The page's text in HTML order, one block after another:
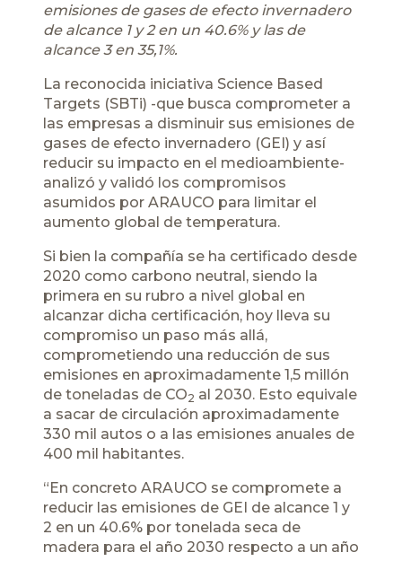
emisiones de gases de efecto invernadero
de alcance 1 y 2 en un 40.6% y las de
alcance 3 en 35,1%.
La reconocida iniciativa Science Based
Targets (SBTi) -que busca comprometer a
las empresas a disminuir sus emisiones de
gases de efecto invernadero (GEI) y así
reducir su impacto en el medioambiente-
analizó y validó los compromisos
asumidos por ARAUCO para limitar el
aumento global de temperatura.
Si bien la compañía se ha certificado desde
2020 como carbono neutral, siendo la
primera en su rubro a nivel global en
alcanzar dicha certificación, hoy lleva su
compromiso un paso más allá,
comprometiendo una reducción de sus
emisiones en aproximadamente 1,5 millón
de toneladas de CO2 al 2030. Esto equivale
a sacar de circulación aproximadamente
330 mil autos o a las emisiones anuales de
400 mil habitantes.
“En concreto ARAUCO se compromete a
reducir las emisiones de GEI de alcance 1 y
2 en un 40.6% por tonelada seca de
madera para el año 2030 respecto a un año